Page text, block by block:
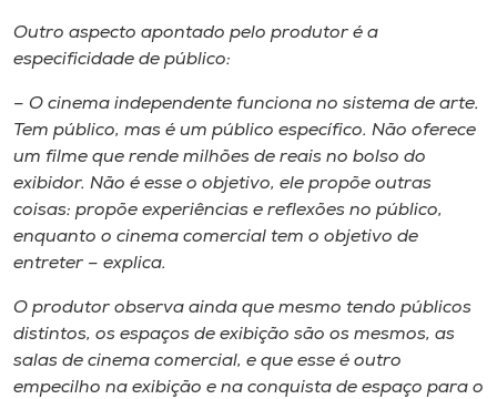
Outro aspecto apontado pelo produtor é a
especificidade de público:
– O cinema independente funciona no sistema de arte.
Tem público, mas é um público específico. Não oferece
um filme que rende milhões de reais no bolso do
exibidor. Não é esse o objetivo, ele propõe outras
coisas: propõe experiências e reflexões no público,
enquanto o cinema comercial tem o objetivo de
entreter – explica.
O produtor observa ainda que mesmo tendo públicos
distintos, os espaços de exibição são os mesmos, as
salas de cinema comercial, e que esse é outro
empecilho na exibição e na conquista de espaço para o